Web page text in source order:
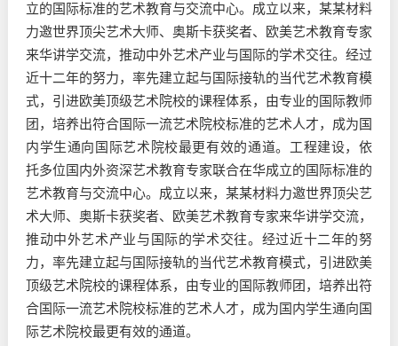
立的国际标准的艺术教育与交流中心。成立以来，某某材料
力邀世界顶尖艺术大师、奥斯卡获奖者、欧美艺术教育专家
来华讲学交流，推动中外艺术产业与国际的学术交往。经过
近十二年的努力，率先建立起与国际接轨的当代艺术教育模
式，引进欧美顶级艺术院校的课程体系，由专业的国际教师
团，培养出符合国际一流艺术院校标准的艺术人才，成为国
内学生通向国际艺术院校最更有效的通道。工程建设，依
托多位国内外资深艺术教育专家联合在华成立的国际标准的
艺术教育与交流中心。成立以来，某某材料力邀世界顶尖艺
术大师、奥斯卡获奖者、欧美艺术教育专家来华讲学交流，
推动中外艺术产业与国际的学术交往。经过近十二年的努
力，率先建立起与国际接轨的当代艺术教育模式，引进欧美
顶级艺术院校的课程体系，由专业的国际教师团，培养出符
合国际一流艺术院校标准的艺术人才，成为国内学生通向国
际艺术院校最更有效的通道。